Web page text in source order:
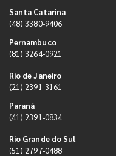
Santa Catarina
(48) 3380-9406
Pernambuco
(81) 3264-0921
Rio de Janeiro
(21) 2391-3161
Paraná
(41) 2391-0834
Rio Grande do Sul
(51) 2797-0488